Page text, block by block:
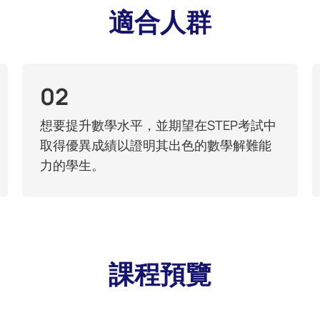
適合人群
02
想要提升數學水平，並期望在STEP考試中
取得優異成績以證明其出色的數學解難能
力的學生。
課程預覽